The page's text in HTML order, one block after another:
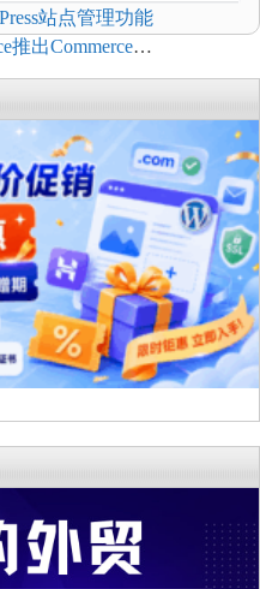
站点管理功能
推出Commerce
可保留前台体验并扩展电